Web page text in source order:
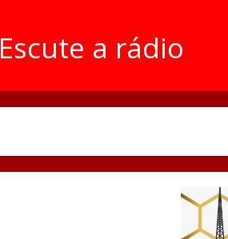
Escute a rádio